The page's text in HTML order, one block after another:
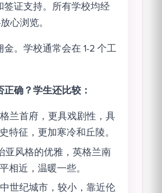
签证支持。所有学校均经
心浏览。
。学校通常会在 1-2 个工
确？学生还比较：
兰首府，更具戏剧性，具
特征，更加寒冷和丘陵。
风格的优雅，英格兰南
相近，温暖一些。
世纪城市，较小，靠近伦